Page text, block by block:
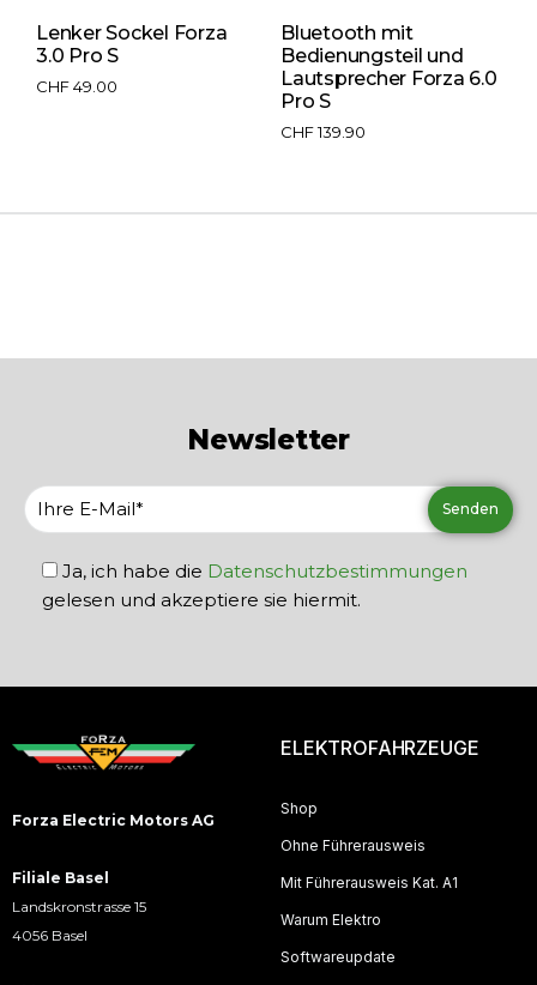
Lenker Sockel Forza
3.0 Pro S
CHF49.00
Bluetooth mit
Bedienungsteil und
Lautsprecher Forza 6.0
Pro S
CHF139.90
Newsletter
Ja, ich habe die Datenschutzbestimmungen
gelesen und akzeptiere sie hiermit.
Forza Electric Motors AG
Filiale Basel
Landskronstrasse 15
4056 Basel
ELEKTROFAHRZEUGE
Shop
Ohne Führerausweis
Mit Führerausweis Kat. A1
Warum Elektro
Softwareupdate